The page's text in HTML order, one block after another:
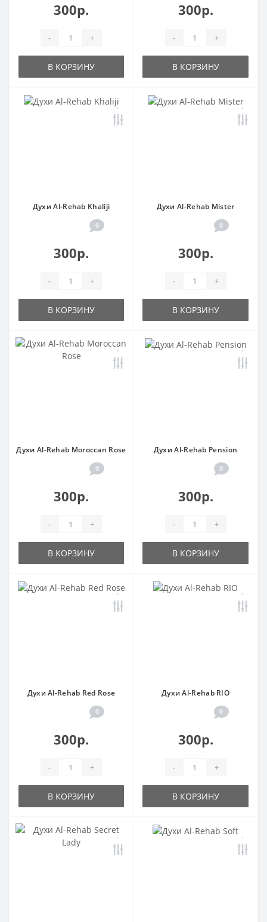
300р.
- +
В КОРЗИНУ
300р.
- +
В КОРЗИНУ
Духи Al-Rehab Khaliji
0
300р.
- +
В КОРЗИНУ
Духи Al-Rehab Mister
0
300р.
- +
В КОРЗИНУ
Духи Al-Rehab Moroccan Rose
0
300р.
- +
В КОРЗИНУ
Духи Al-Rehab Pension
0
300р.
- +
В КОРЗИНУ
Духи Al-Rehab Red Rose
0
300р.
- +
В КОРЗИНУ
Духи Al-Rehab RIO
0
300р.
- +
В КОРЗИНУ